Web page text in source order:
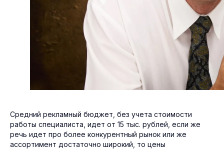
Средний рекламный бюджет, без учета стоимости
работы специалиста, идет от 15 тыс. рублей, если же
речь идет про более конкурентный рынок или же
ассортимент достаточно широкий, то цены